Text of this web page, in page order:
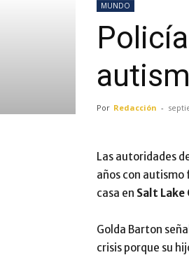
MUNDO
Por Redacción -
Las autoridades
años con autismo
casa en Salt Lake
Golda Barton
crisis porque su